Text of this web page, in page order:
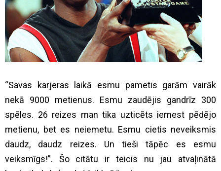
“Savas karjeras laikā esmu pametis garām vairāk
nekā 9000 metienus. Esmu zaudējis gandrīz 300
spēles. 26 reizes man tika uzticēts iemest pēdējo
metienu, bet es neiemetu. Esmu cietis neveiksmis
daudz, daudz reizes. Un tieši tāpēc es esmu
veiksmīgs!”. Šo citātu ir teicis nu jau atvaļinātā